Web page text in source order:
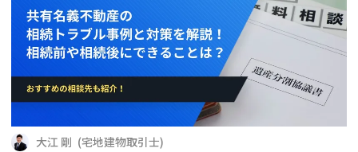
相談内容で探す
空き家 事故物件
再建築不可 底地
借地
不動産コラム
不動産売却 再建築不可物件
共有持分
大江 剛 (宅地建物取引士)